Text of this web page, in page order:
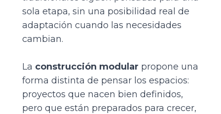
sola etapa, sin una posibilidad real de
adaptación cuando las necesidades
cambian.
La construcción modular propone una
forma distinta de pensar los espacios:
proyectos que nacen bien definidos,
pero que están preparados para crecer,